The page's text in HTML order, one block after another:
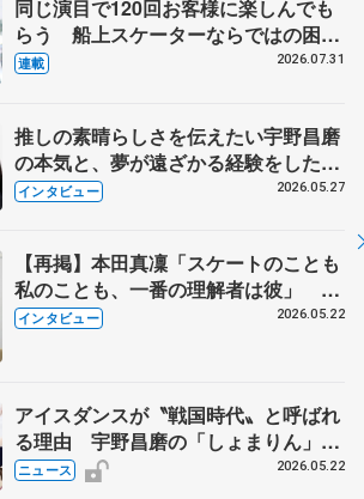
同じ演目で120回お客様に楽しんでも
らう 船上スケーターならではの困難
とは 影響あったPIW前キャプテン松
連載 2026.07.31
推しの素晴らしさを伝えたい宇野昌磨
の本気と、夢が遠ざかる経験をした本
田真凜の覚悟
インタビュー 2026.05.27
【再掲】本田真凜「スケートのことも
私のことも、一番の理解者は彼」 引
退時の単独インタビューで語った競技
インタビュー 2026.05.22
アイスダンスが〝戦国時代〟と呼ばれ
る理由 宇野昌磨の「しょまりん」ら
実力者が相次いで参戦 国内の競争激
ニュース 2026.05.22